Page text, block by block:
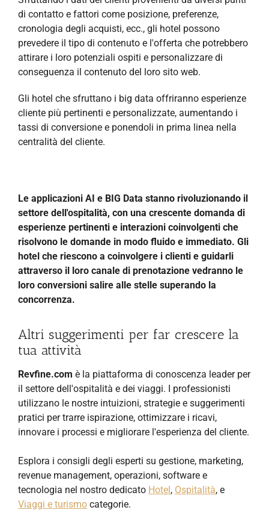
di contatto e fattori come posizione, preferenze,
cronologia degli acquisti, ecc., gli hotel possono
prevedere il tipo di contenuto e l'offerta che potrebbero
attirare i loro potenziali ospiti e personalizzare di
conseguenza il contenuto del loro sito web.
Gli hotel che sfruttano i big data offriranno esperienze
cliente più pertinenti e personalizzate, aumentando i
tassi di conversione e ponendoli in prima linea nella
centralità del cliente.
Le applicazioni AI e BIG Data stanno rivoluzionando il
settore dell'ospitalità, con una crescente domanda di
esperienze pertinenti e interazioni coinvolgenti che
risolvono le domande in modo fluido e immediato. Gli
hotel che riescono a coinvolgere i clienti e guidarli
attraverso il loro canale di prenotazione vedranno le
loro conversioni salire alle stelle superando la
concorrenza.
Altri suggerimenti per far crescere la
tua attività
Revfine.com è la piattaforma di conoscenza leader per
il settore dell'ospitalità e dei viaggi. I professionisti
utilizzano le nostre intuizioni, strategie e suggerimenti
pratici per trarre ispirazione, ottimizzare i ricavi,
innovare i processi e migliorare l'esperienza del cliente.
Esplora i consigli degli esperti su gestione, marketing,
revenue management, operazioni, software e
tecnologia nel nostro dedicato Hotel, Ospitalità, e
Viaggi e turismo categorie.